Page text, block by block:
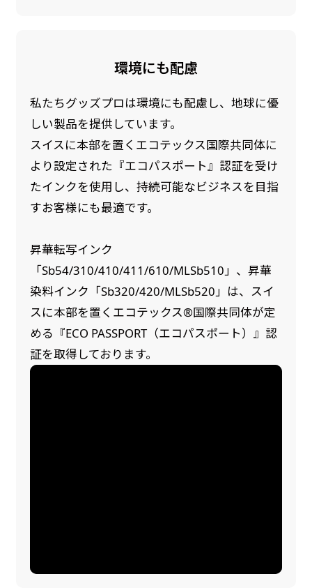
環境にも配慮
私たちグッズプロは環境にも配慮し、地球に優
しい製品を提供しています。
スイスに本部を置くエコテックス国際共同体に
より設定された『エコパスポート』認証を受け
たインクを使用し、持続可能なビジネスを目指
すお客様にも最適です。
昇華転写インク
「Sb54/310/410/411/610/MLSb510」、昇華
染料インク「Sb320/420/MLSb520」は、スイ
スに本部を置くエコテックス®国際共同体が定
める『ECO PASSPORT（エコパスポート）』認
証を取得しております。